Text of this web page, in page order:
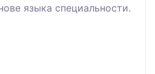
языка специальности.